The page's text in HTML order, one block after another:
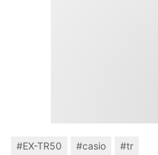
#EX-TR50 #casio #tr